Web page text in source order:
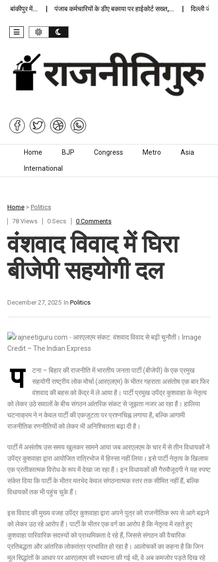
में… पंजाब कर्मचारियों के डीए बकाया पर हाईकोर्ट सख्त,… दिल्ली जेलों में
Skip to content
Home BJP Congress Metro Asia
International
Home > Politics
78 Views
0 Secs 0 Comments
वंशवाद विवाद में घिरा
बीजेपी सहयोगी दल
In Politics
December 27, 2025
प
टना – बिहार की राजनीति में भारतीय जनता पार्टी (बीजेपी) के एक प्रमुख
सहयोगी राष्ट्रीय लोक मोर्चा (आरएलएम) के भीतर गहराता असंतोष एक बार फिर
वंशवाद की बहस को केंद्र में ले आया है। पार्टी प्रमुख उपेंद्र कुशवाहा के नेतृत्व
को लेकर उठे सवालों के बीच संगठन आंतरिक संकट से जूझता नजर आ रहा है। हालिया
घटनाक्रम ने न केवल पार्टी की एकजुटता पर प्रश्नचिह्न लगाया है, बल्कि आगामी
राजनीतिक रणनीतियों को लेकर भी अनिश्चितता बढ़ा दी है।
पार्टी में असंतोष उस समय खुलकर सामने आया जब आरएलएम के चार में से तीन विधायकों ने
उपेंद्र कुशवाहा द्वारा आयोजित रात्रिभोज में हिस्सा नहीं लिया। इसे पार्टी नेतृत्व के खिलाफ
एक प्रतीकात्मक विरोध के रूप में देखा जा रहा है। इन विधायकों की गैरमौजूदगी ने यह स्पष्ट
संकेत दिया कि पार्टी के भीतर मतभेद केवल संगठनात्मक स्तर तक सीमित नहीं हैं, बल्कि
विधायकों तक भी पहुंच चुके हैं।
इस विवाद की मुख्य वजह उपेंद्र कुशवाहा द्वारा अपने पुत्र को राजनीतिक रूप से आगे बढ़ाने
को लेकर उठ रहे आरोप हैं। पार्टी के भीतर एक वर्ग का आरोप है कि नेतृत्व में रहते हुए
कुशवाहा पारिवारिक सदस्यों को प्राथमिकता दे रहे हैं, जिससे संगठन की वैचारिक
प्रतिबद्धता और आंतरिक लोकतंत्र प्रभावित हो रहा है। आलोचकों का कहना है कि जिन
मूल सिद्धांतों के आधार पर आरएलएम की स्थापना की गई थी, वे अब कमजोर पड़ते दिख रहे